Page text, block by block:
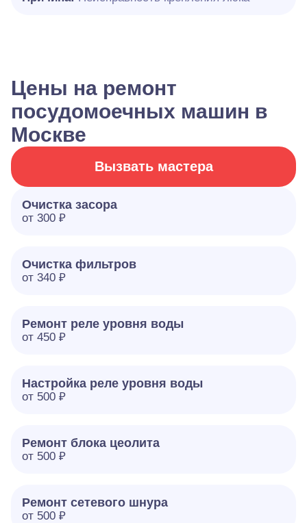
Цены на ремонт
посудомоечных машин в
Москве
Вызвать мастера
Очистка засора
от 300 ₽
Очистка фильтров
от 340 ₽
Ремонт реле уровня воды
от 450 ₽
Настройка реле уровня воды
от 500 ₽
Ремонт блока цеолита
от 500 ₽
Ремонт сетевого шнура
от 500 ₽